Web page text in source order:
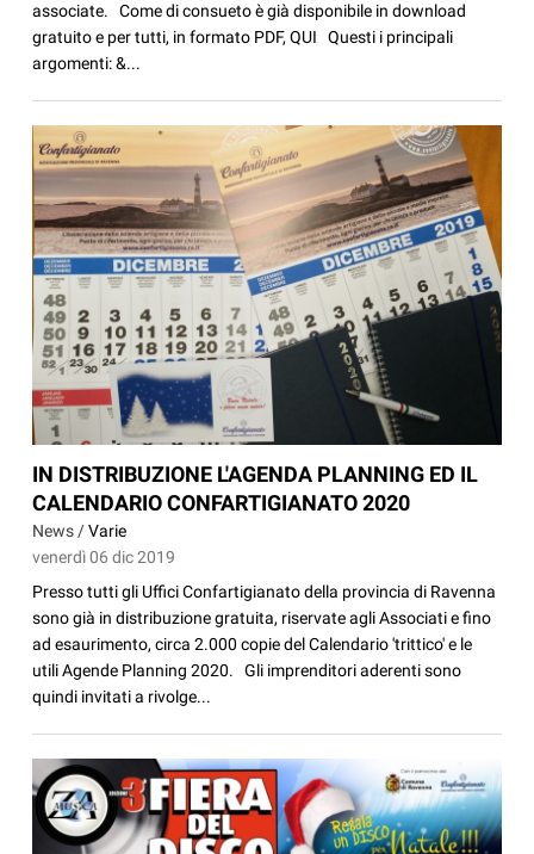
associate. Come di consueto è già disponibile in download
gratuito e per tutti, in formato PDF, QUI Questi i principali
argomenti: &...
IN DISTRIBUZIONE L'AGENDA PLANNING ED IL
CALENDARIO CONFARTIGIANATO 2020
News /Varie
venerdì 06 dic 2019
Presso tutti gli Uffici Confartigianato della provincia di Ravenna
sono già in distribuzione gratuita, riservate agli Associati e fino
ad esaurimento, circa 2.000 copie del Calendario 'trittico' e le
utili Agende Planning 2020. Gli imprenditori aderenti sono
quindi invitati a rivolge...